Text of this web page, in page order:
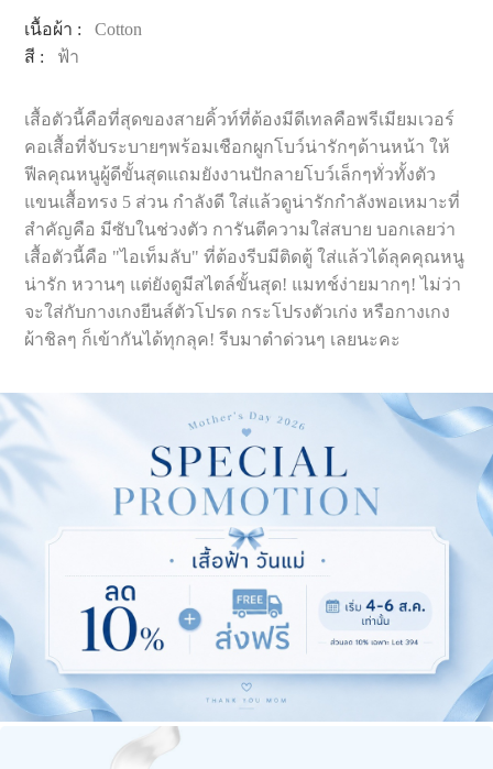
เนื้อผ้า :Cotton
สี : ฟ้า
เสื้อตัวนี้คือที่สุดของสายคิ้วท์ที่ต้องมีดีเทลคือพรีเมียมเวอร์
คอเสื้อที่จับระบายๆพร้อมเชือกผูกโบว์น่ารักๆด้านหน้า ให้
ฟีลคุณหนูผู้ดีขั้นสุดแถมยังงานปักลายโบว์เล็กๆทั่วทั้งตัว
แขนเสื้อทรง 5 ส่วน กำลังดี ใส่แล้วดูน่ารักกำลังพอเหมาะที่
สำคัญคือ มีซับในช่วงตัว การันตีความใส่สบาย บอกเลยว่า
เสื้อตัวนี้คือ "ไอเท็มลับ" ที่ต้องรีบมีติดตู้ ใส่แล้วได้ลุคคุณหนู
น่ารัก หวานๆ แต่ยังดูมีสไตล์ขั้นสุด! แมทช์ง่ายมากๆ! ไม่ว่า
จะใส่กับกางเกงยีนส์ตัวโปรด กระโปรงตัวเก่ง หรือกางเกง
ผ้าชิลๆ ก็เข้ากันได้ทุกลุค! รีบมาตำด่วนๆ เลยนะคะ